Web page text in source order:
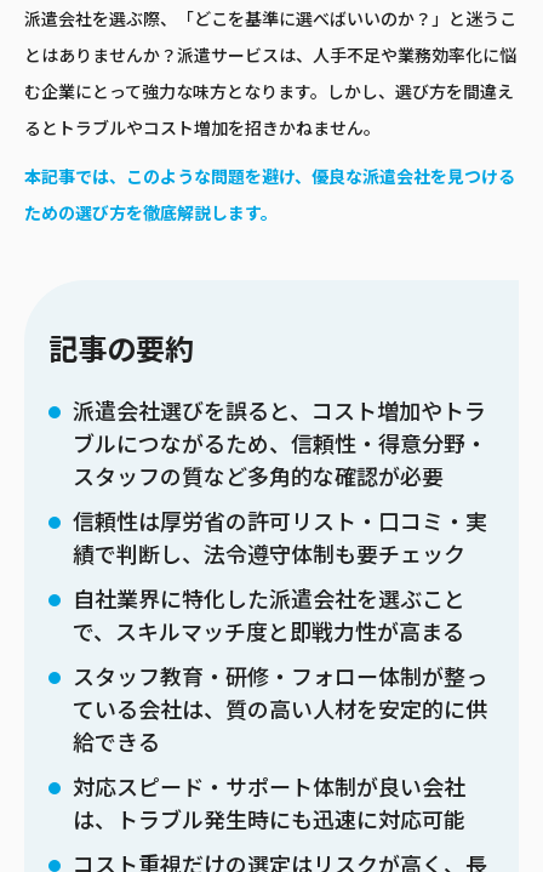
派遣会社を選ぶ際、「どこを基準に選べばいいのか？」と迷うこ
とはありませんか？派遣サービスは、人手不足や業務効率化に悩
む企業にとって強力な味方となります。しかし、選び方を間違え
るとトラブルやコスト増加を招きかねません。
本記事では、このような問題を避け、優良な派遣会社を見つける
ための選び方を徹底解説します。
記事の要約
派遣会社選びを誤ると、コスト増加やトラ
ブルにつながるため、信頼性・得意分野・
スタッフの質など多角的な確認が必要
信頼性は厚労省の許可リスト・口コミ・実
績で判断し、法令遵守体制も要チェック
自社業界に特化した派遣会社を選ぶこと
で、スキルマッチ度と即戦力性が高まる
スタッフ教育・研修・フォロー体制が整っ
ている会社は、質の高い人材を安定的に供
給できる
対応スピード・サポート体制が良い会社
は、トラブル発生時にも迅速に対応可能
コスト重視だけの選定はリスクが高く、長